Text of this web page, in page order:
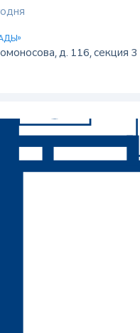
д. 116, секция 3